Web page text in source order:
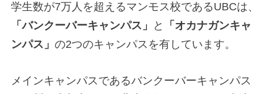
学生数が7万人を超えるマンモス校であるUBCは、
「バンクーバーキャンパス」
と
「オカナガンキャ
ンパス」 の2つのキャンパスを有しています。
メインキャンパスであるバンクーバーキャンパス